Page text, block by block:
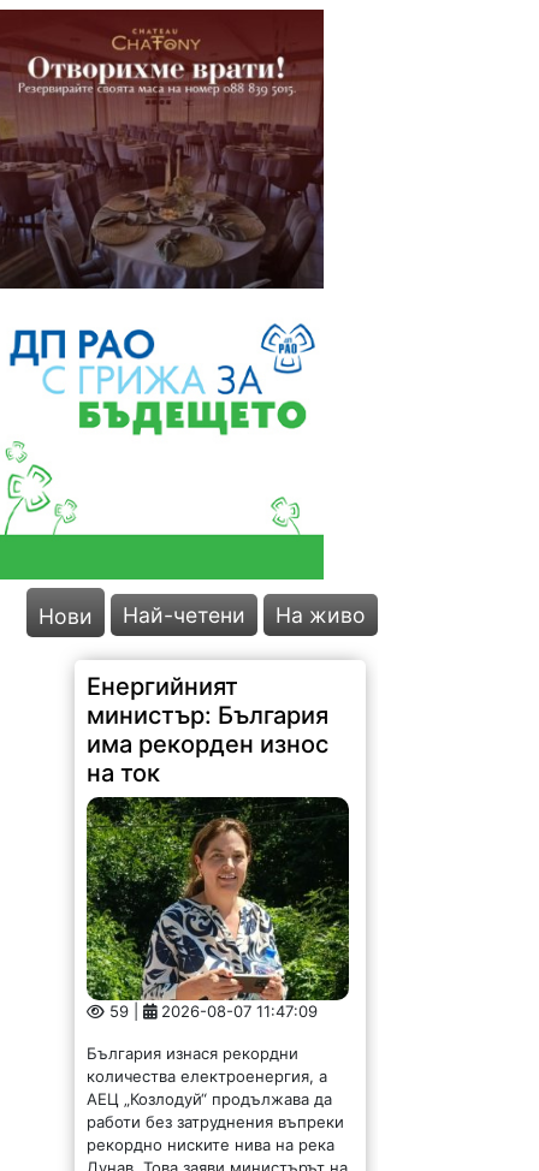
Нови Най-четени На живо
Енергийният
министър: България
има рекорден износ
на ток
59 | 2026-08-07 11:47:09
България изнася рекордни
количества електроенергия, а
АЕЦ „Козлодуй“ продължава да
работи без затруднения въпреки
рекордно ниските нива на река
Дунав. Това заяви министърът на